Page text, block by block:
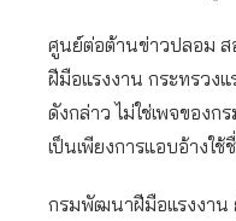
ศูนย์ต่อต้านข่าวปลอม
ฝีมือแรงงาน กระทรวง
ดังกล่าว ไม่ใช่เพจของ
เป็นเพียงการแอบอ้าง
กรมพัฒนาฝีมือแรงงาน